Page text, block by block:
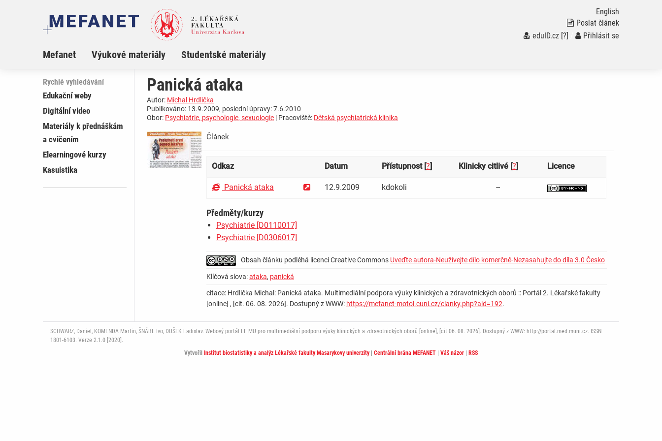
English
Poslat článek
eduID.cz [?] Přihlásit se
Mefanet Výukové materiály Studentské materiály
Rychlé vyhledávání
Edukační weby
Digitální video
Materiály k přednáškám
a cvičením
Elearningové kurzy
Kasuistika
Panická ataka
Autor: Michal Hrdlička
Publikováno: 13.9.2009, poslední úpravy: 7.6.2010
Obor: Psychiatrie, psychologie, sexuologie | Pracoviště: Dětská psychiatrická klinika
Článek
Odkaz Datum Přístupnost [?] Klinicky citlivé [?] Licence
Panická ataka 12.9.2009 kdokoli –
Předměty/kurzy
Psychiatrie [D0110017]
Psychiatrie [D0306017]
Obsah článku podléhá licenci Creative Commons Uveďte autora-Neužívejte dílo komerčně-Nezasahujte do díla 3.0 Česko
Klíčová slova:ataka, panická
citace: Hrdlička Michal: Panická ataka. Multimediální podpora výuky klinických a zdravotnických oborů :: Portál 2. Lékařské fakulty
[online] , [cit. 06. 08. 2026]. Dostupný z WWW: https://mefanet-motol.cuni.cz/clanky.php?aid=192.
SCHWARZ, Daniel, KOMENDA Martin, ŠNÁBL Ivo, DUŠEK Ladislav. Webový portál LF MU pro multimediální podporu výuky klinických a zdravotnických oborů [online], [cit.06. 08. 2026]. Dostupný z WWW: http://portal.med.muni.cz. ISSN
1801-6103. Verze 2.1.0 [2020].
Vytvořil
Institut biostatistiky a analýz Lékařské fakulty Masarykovy univerzity| Centrální brána MEFANET Váš názor RSS